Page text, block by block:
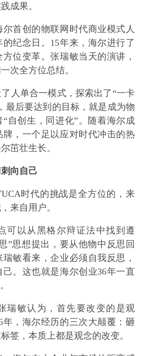
成果。
首创的物联网时代商业模式人
纪念日。15年来，海尔进行了
位变革。张瑞敏当天的演讲，
次全方位总结。
人单合一模式，探索出了“一卡
最后要达到的目标，就是成为物
自创生，同进化”。随着海尔成
，一个足以应对时代冲击的热
茁壮生长。
向自己
时代的挑战是全方位的，来
来自用户。
可以从黑格尔辩证法中找到遵
”思想提出，要从他物中反思回
敏看来，企业必须自我反思，
。这也就是海尔创业36年一直
瑞敏认为，首先要改变的是观
年，海尔经历的三次大颠覆：砸
签，本质上都是观念的改变。